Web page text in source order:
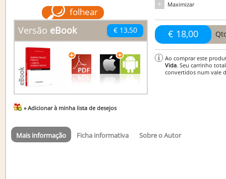
folhear
Versão eBook € 13,50
» Adicionar à minha lista de desejos
Maximizar
€ 18,00
Ao comprar este
Vida. Seu carrinho
convertidos num vale
Mais informação Ficha informativa Sobre o Autor